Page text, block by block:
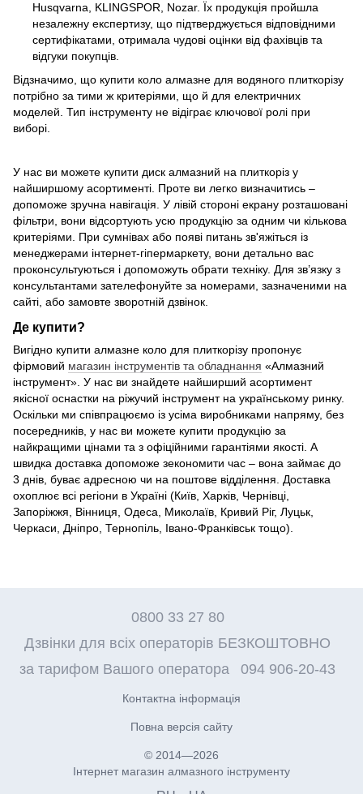
Husqvarna, KLINGSPOR, Nozar. Їх продукція пройшла
незалежну експертизу, що підтверджується відповідними
сертифікатами, отримала чудові оцінки від фахівців та
відгуки покупців.
Відзначимо, що купити коло алмазне для водяного плиткорізу
потрібно за тими ж критеріями, що й для електричних
моделей. Тип інструменту не відіграє ключової ролі при
виборі.
У нас ви можете купити диск алмазний на плиткоріз у
найширшому асортименті. Проте ви легко визначитись –
допоможе зручна навігація. У лівій стороні екрану розташовані
фільтри, вони відсортують усю продукцію за одним чи кількова
критеріями. При сумнівах або появі питань зв'яжіться із
менеджерами інтернет-гіпермаркету, вони детально вас
проконсультуються і допоможуть обрати техніку. Для зв’язку з
консультантами зателефонуйте за номерами, зазначеними на
сайті, або замовте зворотній дзвінок.
Де купити?
Вигідно купити алмазне коло для плиткорізу пропонує
фірмовий магазин інструментів та обладнання «Алмазний
інструмент». У нас ви знайдете найширший асортимент
якісної оснастки на ріжучий інструмент на українському ринку.
Оскільки ми співпрацюємо із усіма виробниками напряму, без
посередників, у нас ви можете купити продукцію за
найкращими цінами та з офіційними гарантіями якості. А
швидка доставка допоможе зекономити час – вона займає до
3 днів, буває адресною чи на поштове відділення. Доставка
охоплює всі регіони в Україні (Київ, Харків, Чернівці,
Запоріжжя, Вінниця, Одеса, Миколаїв, Кривий Ріг, Луцьк,
Черкаси, Дніпро, Тернопіль, Івано-Франківськ тощо).
0800 33 27 80
Дзвінки для всіх операторів БЕЗКОШТОВНО
за тарифом Вашого оператора
094 906-20-43
Контактна інформація
Повна версія сайту
© 2014—2026
Інтернет магазин алмазного інструменту